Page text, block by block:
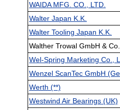
WAIDA MFG. CO., LTD.
Walter Japan K.K.
Walter Tooling Japan K.K.
Walther Trowal GmbH &
Wel-Spring Marketing Co.,
Wenzel ScanTec GmbH
Werth (**)
Westwind Air Bearings (UK)